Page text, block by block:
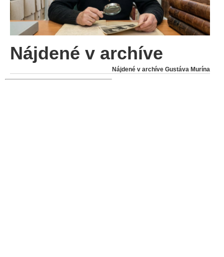
Nájdené v archíve
Nájdené v archíve Gustáva Murína